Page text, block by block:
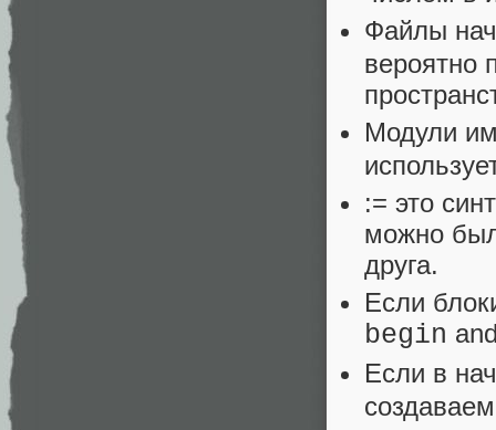
Файлы
вероятно
Модули
:= это
можно
друга.
Если
begin
Если в